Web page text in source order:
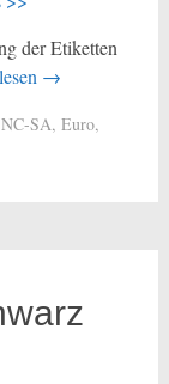
der Etiketten
→
SA, Euro,